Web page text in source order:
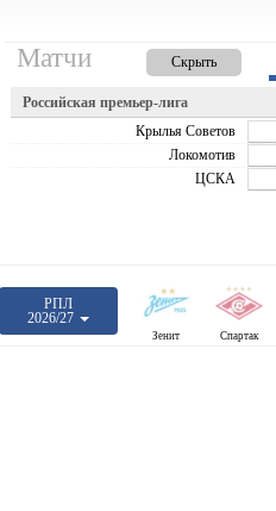
Матчи Скрыть
Российская премьер-лига
Крылья Советов
Локомотив
ЦСКА
РПЛ
2026/27
Зенит Спартак